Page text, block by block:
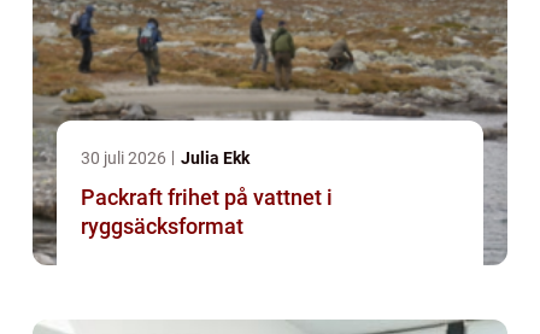
30 juli 2026 Julia Ekk
Packraft frihet på vattnet i
ryggsäcksformat